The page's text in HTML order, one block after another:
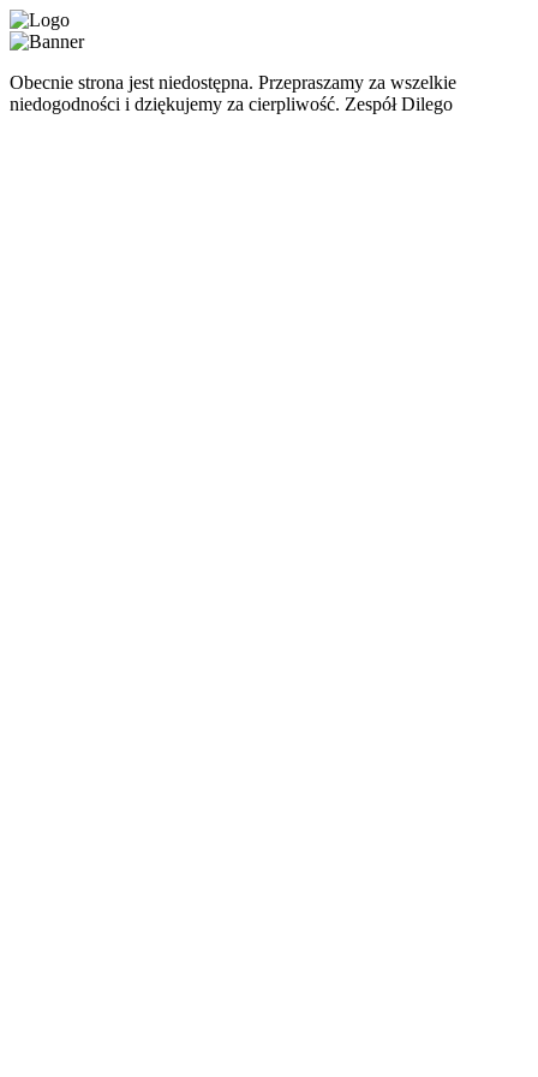
Obecnie strona jest niedostępna. Przepraszamy za wszelkie
niedogodności i dziękujemy za cierpliwość. Zespół Dilego